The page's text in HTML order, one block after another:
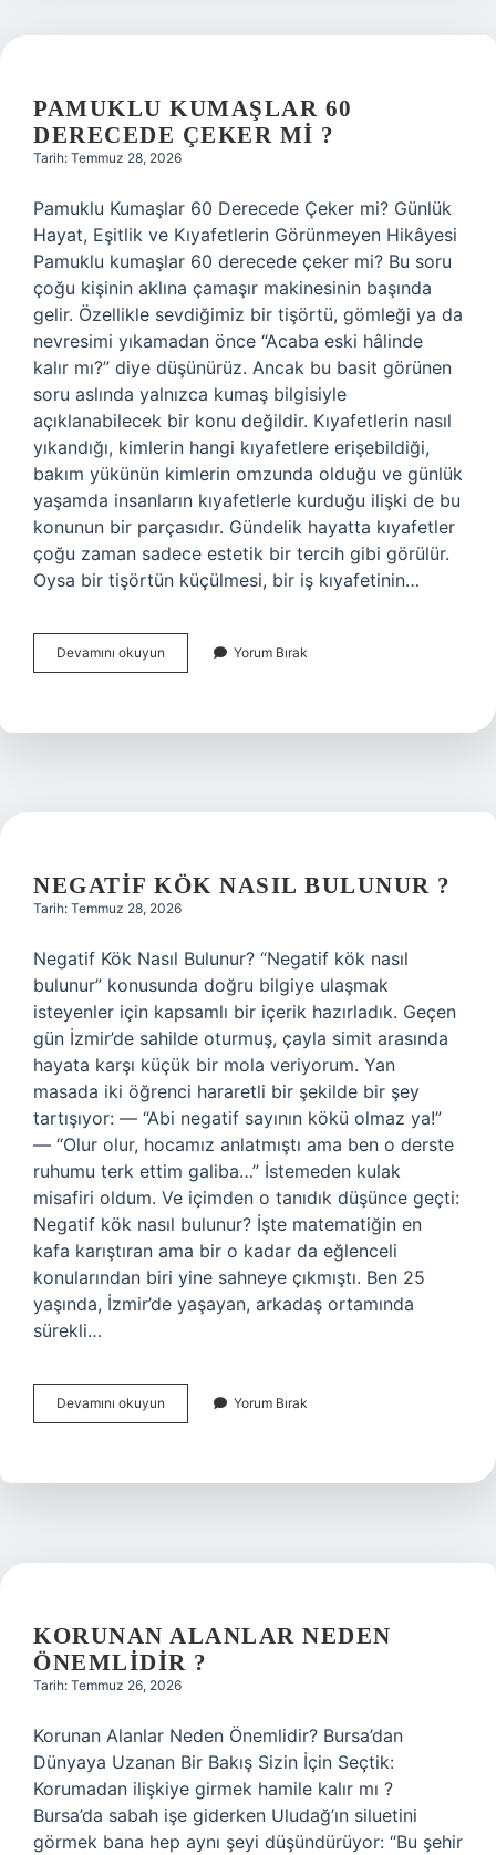
PAMUKLU KUMAŞLAR 60
DERECEDE ÇEKER MI ?
Tarih: Temmuz 28, 2026
Pamuklu Kumaşlar 60 Derecede Çeker mi? Günlük
Hayat, Eşitlik ve Kıyafetlerin Görünmeyen Hikâyesi
Pamuklu kumaşlar 60 derecede çeker mi? Bu soru
çoğu kişinin aklına çamaşır makinesinin başında
gelir. Özellikle sevdiğimiz bir tişörtü, gömleği ya da
nevresimi yıkamadan önce “Acaba eski hâlinde
kalır mı?” diye düşünürüz. Ancak bu basit görünen
soru aslında yalnızca kumaş bilgisiyle
açıklanabilecek bir konu değildir. Kıyafetlerin nasıl
yıkandığı, kimlerin hangi kıyafetlere erişebildiği,
bakım yükünün kimlerin omzunda olduğu ve günlük
yaşamda insanların kıyafetlerle kurduğu ilişki de bu
konunun bir parçasıdır. Gündelik hayatta kıyafetler
çoğu zaman sadece estetik bir tercih gibi görülür.
Oysa bir tişörtün küçülmesi, bir iş kıyafetinin…
Devamını okuyun Pamuklu
kumaşlar
çeker
Yorum Bırak
NEGATIF KÖK NASIL BULUNUR ?
Tarih: Temmuz 28, 2026
Negatif Kök Nasıl Bulunur? “Negatif kök nasıl
bulunur” konusunda doğru bilgiye ulaşmak
isteyenler için kapsamlı bir içerik hazırladık. Geçen
gün İzmir’de sahilde oturmuş, çayla simit arasında
hayata karşı küçük bir mola veriyorum. Yan
masada iki öğrenci hararetli bir şekilde bir şey
tartışıyor: — “Abi negatif sayının kökü olmaz ya!”
— “Olur olur, hocamız anlatmıştı ama ben o derste
ruhumu terk ettim galiba…” İstemeden kulak
misafiri oldum. Ve içimden o tanıdık düşünce geçti:
Negatif kök nasıl bulunur? İşte matematiğin en
kafa karıştıran ama bir o kadar da eğlenceli
konularından biri yine sahneye çıkmıştı. Ben 25
yaşında, İzmir’de yaşayan, arkadaş ortamında
sürekli…
Devamını okuyun
kök
?
Yorum Bırak
KORUNAN ALANLAR NEDEN
ÖNEMLIDIR ?
Tarih: Temmuz 26, 2026
Korunan Alanlar Neden Önemlidir? Bursa’dan
Dünyaya Uzanan Bir Bakış Sizin İçin Seçtik:
Korumadan ilişkiye girmek hamile kalır mı ?
Bursa’da sabah işe giderken Uludağ’ın siluetini
görmek bana hep aynı şeyi düşündürüyor: “Bu şehir